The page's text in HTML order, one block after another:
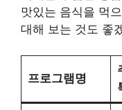
맛있는 음식을 먹
대해 보는 것도 좋
프로그램명